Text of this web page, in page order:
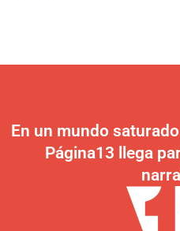
En un mundo
Página13 llega